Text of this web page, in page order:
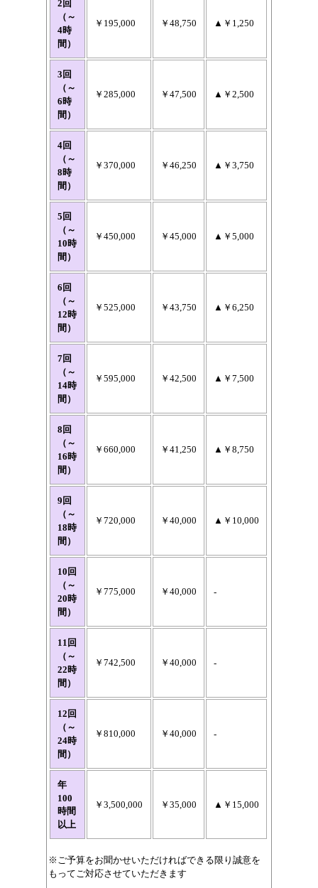
2回
（～
4時
間）
￥195,000 ￥48,750 ▲￥1,250
3回
（～
6時
間）
￥285,000 ￥47,500 ▲￥2,500
4回
（～
8時
間）
￥370,000 ￥46,250 ▲￥3,750
5回
（～
10時
間）
￥450,000 ￥45,000 ▲￥5,000
6回
（～
12時
間）
￥525,000 ￥43,750 ▲￥6,250
7回
（～
14時
間）
￥595,000 ￥42,500 ▲￥7,500
8回
（～
16時
間）
￥660,000 ￥41,250 ▲￥8,750
9回
（～
18時
間）
￥720,000 ￥40,000 ▲￥10,000
10回
（～
20時
間）
￥775,000 ￥40,000 -
11回
（～
22時
間）
￥742,500 ￥40,000 -
12回
（～
24時
間）
￥810,000 ￥40,000 -
年
100
時間
以上
￥3,500,000 ￥35,000 ▲￥15,000
※ご予算をお聞かせいただければできる限り誠意を
もってご対応させていただきます